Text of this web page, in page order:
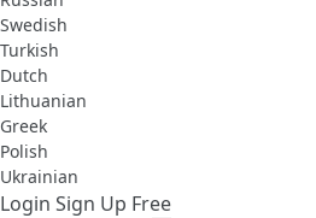
Swedish
Turkish
Dutch
Lithuanian
Greek
Polish
Ukrainian
Login Sign Up Free